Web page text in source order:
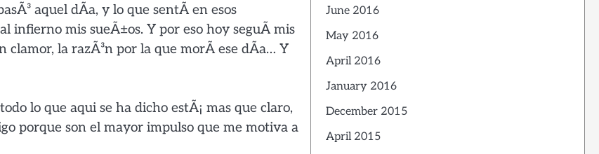
aquel dÃ­a, y lo que sentÃ­ en esos
infierno mis sueÃ±os. Y por eso hoy seguÃ­ mis
clamor, la razÃ³n por la que morÃ­ ese dÃ­a… Y
lo que aqui se ha dicho estÃ¡ mas que claro,
porque son el mayor impulso que me motiva a
June 2016
May 2016
April 2016
January 2016
December 2015
April 2015